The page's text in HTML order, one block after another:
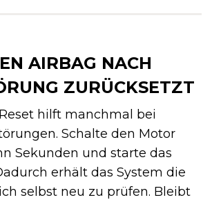
AIRBAG NACH
ZURÜCKSETZT
hilft manchmal bei
Schalte den Motor
Sekunden und starte das
erhält das System die
selbst neu zu prüfen. Bleibt